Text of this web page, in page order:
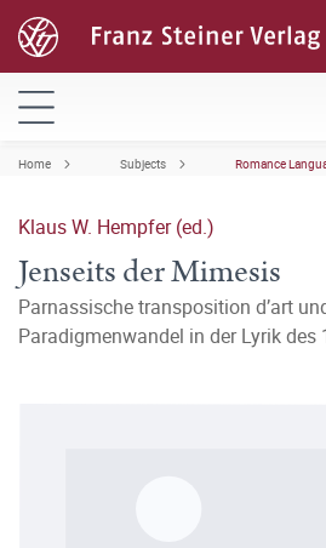
Home Subjects Romance
Klaus W. Hempfer (ed.)
Jenseits der Mimesis
Parnassische transposition d’art
Paradigmenwandel in der Lyrik des